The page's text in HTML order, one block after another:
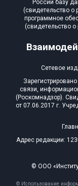
России базу
(свидетельство о
программное
(свидетельство
Сетевое
связи,
(Роскомнадзор).
от 07.06.2017 г.
Адрес редакции:
© ООО
© Использование